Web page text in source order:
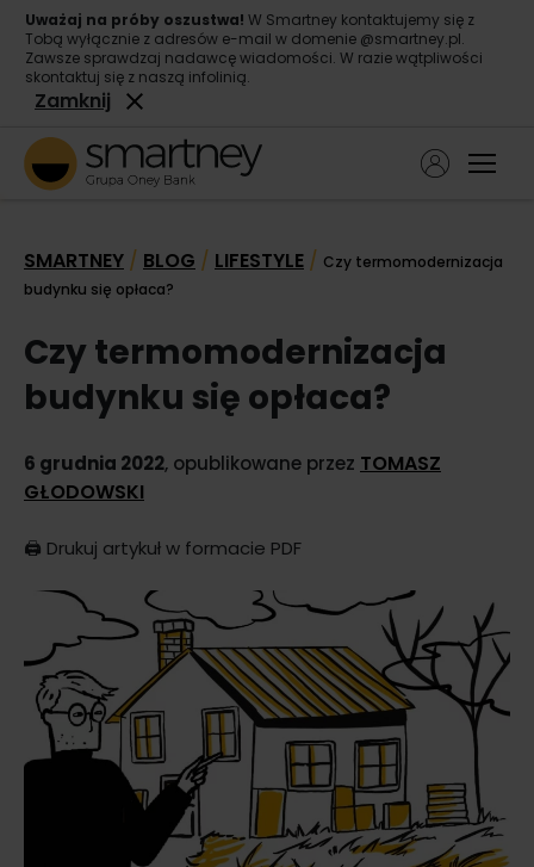
Uważaj na próby oszustwa! W Smartney kontaktujemy się z
Tobą wyłącznie z adresów e-mail w domenie @smartney.pl.
Zawsze sprawdzaj nadawcę wiadomości. W razie wątpliwości
skontaktuj się z naszą infolinią.
Zamknij
Pożyczka konsolidacyjna
SMARTNEY / BLOG / LIFESTYLE / Czy termomodernizacja
budynku się opłaca?
Czy termomodernizacja
budynku się opłaca?
6 grudnia 2022, opublikowane przez TOMASZ
GŁODOWSKI
🖨️ Drukuj artykuł w formacie PDF